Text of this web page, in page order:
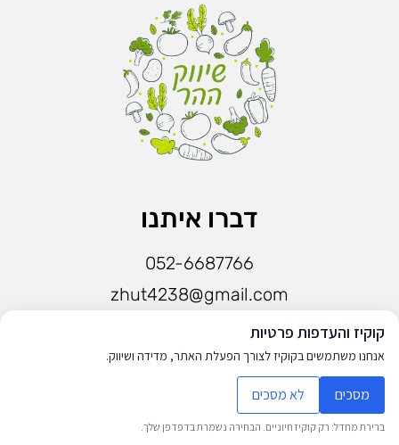
דברו איתנו
052-6687766
zhut4238@gmail.com
חפשו אותנו בפייסבוק
© כל הזכויות שמורות לשיווק ההר
קוקיז והעדפות פרטיות
אנחנו משתמשים בקוקיז לצורך הפעלת האתר, מדידה ושיווק.
מסכים לא מסכים
ברירת מחדל: רק קוקיז חיוניים. הבחירה נשמרת בדפדפן שלך.